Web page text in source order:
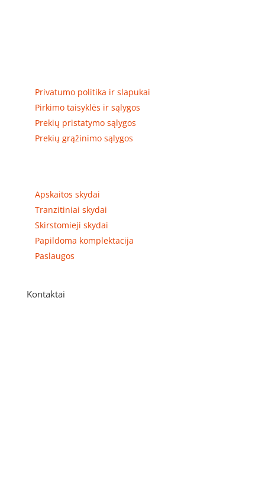
Privatumo politika ir slapukai
Pirkimo taisyklės ir sąlygos
Prekių pristatymo sąlygos
Prekių grąžinimo sąlygos
Apskaitos skydai
Tranzitiniai skydai
Skirstomieji skydai
Papildoma komplektacija
Paslaugos
Kontaktai